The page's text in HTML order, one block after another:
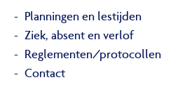
Planningen en lestijden
Ziek, absent en verlof
Reglementen/protocollen
Contact